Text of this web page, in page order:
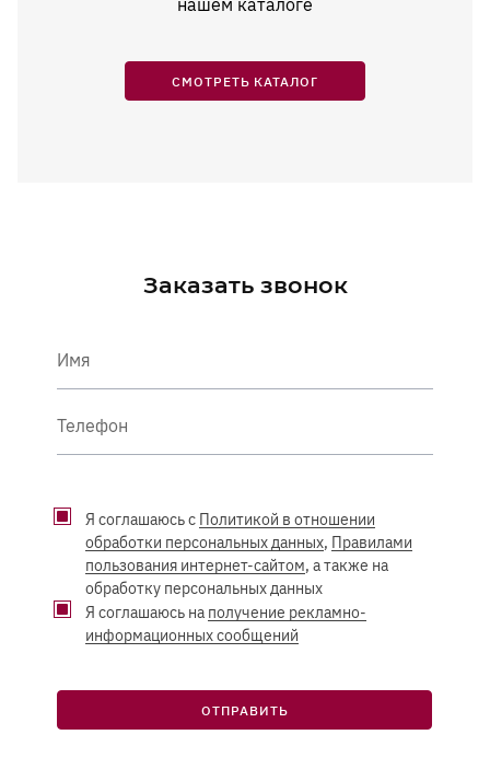
СМОТРЕТЬ КАТАЛОГ
Заказать звонок
Имя
Телефон
Я соглашаюсь с Политикой в отношении
обработки персональных данных, Правилами
пользования интернет-сайтом, а также на
обработку персональных данных
Я соглашаюсь на получение рекламно-
информационных сообщений
ОТПРАВИТЬ